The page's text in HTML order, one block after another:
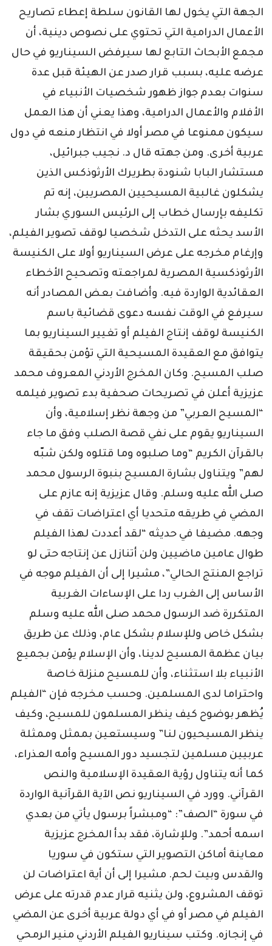
الجهة التي يخول لها القانون سلطة إعطاء تصاريح
الأعمال الدرامية التي تحتوي على نصوص دينية، أن
مجمع الأبحاث التابع لها سيرفض السيناريو في حال
عرضه عليه، بسبب قرار صدر عن الهيئة قبل عدة
سنوات بعدم جواز ظهور شخصيات الأنبياء في
الأفلام والأعمال الدرامية، وهذا يعني أن هذا العمل
سيكون ممنوعا في مصر أولا في انتظار منعه في دول
عربية أخرى. ومن جهته قال د. نجيب جبرائيل،
مستشار البابا شنودة بطريرك الأرثوذكس الذين
يشكلون غالبية المسيحيين المصريين، إنه تم
تكليفه بإرسال خطاب إلى الرئيس السوري بشار
الأسد يحثه على التدخل شخصيا لوقف تصوير الفيلم،
وإرغام مخرجه على عرض السيناريو أولا على الكنيسة
الأرثوذكسية المصرية لمراجعته وتصحيح الأخطاء
العقائدية الواردة فيه. وأضافت بعض المصادر أنه
سيرفع في الوقت نفسه دعوى قضائية باسم
الكنيسة لوقف إنتاج الفيلم أو تغيير السيناريو بما
يتوافق مع العقيدة المسيحية التي تؤمن بحقيقة
صلب المسيح. وكان المخرج الأردني المعروف محمد
عزيزية أعلن في تصريحات صحفية بدء تصوير فيلمه
“المسيح العربي” من وجهة نظر إسلامية، وأن
السيناريو يقوم على نفي قصة الصلب وفق ما جاء
بالقرآن الكريم “وما صلبوه وما قتلوه ولكن شبّه
لهم” ويتناول بشارة المسيح بنبوة الرسول محمد
صلى الله عليه وسلم. وقال عزيزية إنه عازم على
المضي في طريقه متحديا أي اعتراضات تقف في
وجهه. مضيفا في حديثه “لقد أعددت لهذا الفيلم
طوال عامين ماضيين ولن أتنازل عن إنتاجه حتى لو
تراجع المنتج الحالي”، مشيرا إلى أن الفيلم موجه في
الأساس إلى الغرب ردا على الإساءات الغربية
المتكررة ضد الرسول محمد صلى الله عليه وسلم
بشكل خاص وللإسلام بشكل عام، وذلك عن طريق
بيان عظمة المسيح لدينا، وأن الإسلام يؤمن بجميع
الأنبياء بلا استثناء، وأن للمسيح منزلة خاصة
واحتراما لدى المسلمين. وحسب مخرجه فإن “الفيلم
يُظهر بوضوح كيف ينظر المسلمون للمسيح، وكيف
ينظر المسيحيون لنا” وسيستعين بممثل وممثلة
عربيين مسلمين لتجسيد دور المسيح وأمه العذراء،
كما أنه يتناول رؤية العقيدة الإسلامية والنص
القرآني. وورد في السيناريو نص الآية القرآنية الواردة
في سورة “الصف”: “ومبشراً برسول يأتي من بعدي
اسمه أحمد”. وللإشارة، فقد بدأ المخرج عزيزية
معاينة أماكن التصوير التي ستكون في سوريا
والقدس وبيت لحم. مشيرا إلى أن أية اعتراضات لن
توقف المشروع، ولن يثنيه قرار عدم قدرته على عرض
الفيلم في مصر أو في أي دولة عربية أخرى عن المضي
في إنجازه. وكتب سيناريو الفيلم الأردني منير الرمحي